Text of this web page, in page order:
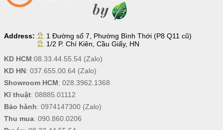
Address:
1 Đường số 7, Phường Bình Thới (P8 Q11 cũ)
1/2 P. Chí Kiên, Cầu Giấy, HN
KD HCM:08.33.44.55.54(Zalo)
KD HN: 037.655.00.64(Zalo)
Showroom HCM: 028.3962.1368
Kĩ thuật: 08885.01112
Bảo hành: 0974147300(Zalo)
Thu mua: 090.860.0206